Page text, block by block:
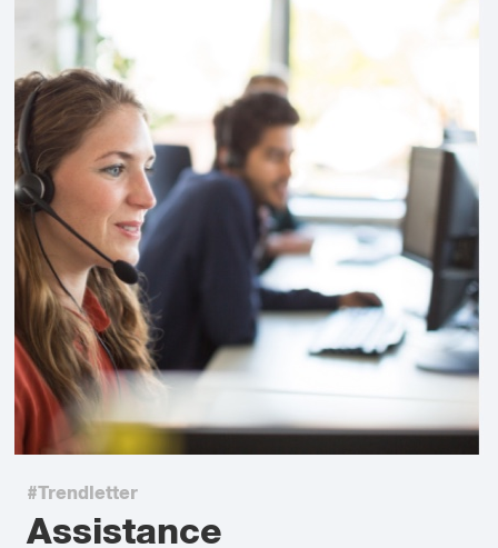
#Trendletter
Assistance